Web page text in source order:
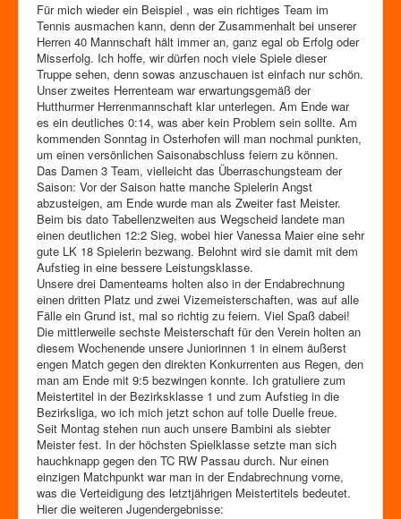
Für mich wieder ein Beispiel , was ein richtiges Team im
Tennis ausmachen kann, denn der Zusammenhalt bei unserer
Herren 40 Mannschaft hält immer an, ganz egal ob Erfolg oder
Misserfolg. Ich hoffe, wir dürfen noch viele Spiele dieser
Truppe sehen, denn sowas anzuschauen ist einfach nur schön.
Unser zweites Herrenteam war erwartungsgemäß der
Hutthurmer Herrenmannschaft klar unterlegen. Am Ende war
es ein deutliches 0:14, was aber kein Problem sein sollte. Am
kommenden Sonntag in Osterhofen will man nochmal punkten,
um einen versönlichen Saisonabschluss feiern zu können.
Das Damen 3 Team, vielleicht das Überraschungsteam der
Saison: Vor der Saison hatte manche Spielerin Angst
abzusteigen, am Ende wurde man als Zweiter fast Meister.
Beim bis dato Tabellenzweiten aus Wegscheid landete man
einen deutlichen 12:2 Sieg, wobei hier Vanessa Maier eine sehr
gute LK 18 Spielerin bezwang. Belohnt wird sie damit mit dem
Aufstieg in eine bessere Leistungsklasse.
Unsere drei Damenteams holten also in der Endabrechnung
einen dritten Platz und zwei Vizemeisterschaften, was auf alle
Fälle ein Grund ist, mal so richtig zu feiern. Viel Spaß dabei!
Die mittlerweile sechste Meisterschaft für den Verein holten an
diesem Wochenende unsere Juniorinnen 1 in einem äußerst
engen Match gegen den direkten Konkurrenten aus Regen, den
man am Ende mit 9:5 bezwingen konnte. Ich gratuliere zum
Meistertitel in der Bezirksklasse 1 und zum Aufstieg in die
Bezirksliga, wo ich mich jetzt schon auf tolle Duelle freue.
Seit Montag stehen nun auch unsere Bambini als siebter
Meister fest. In der höchsten Spielklasse setzte man sich
hauchknapp gegen den TC RW Passau durch. Nur einen
einzigen Matchpunkt war man in der Endabrechnung vorne,
was die Verteidigung des letztjährigen Meistertitels bedeutet.
Hier die weiteren Jugendergebnisse: